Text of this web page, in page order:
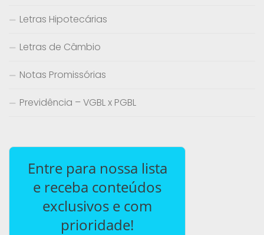
Letras Hipotecárias
Letras de Câmbio
Notas Promissórias
Previdência – VGBL x PGBL
Entre para nossa lista
e receba conteúdos
exclusivos e com
prioridade!